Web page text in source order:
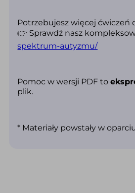
Potrzebujesz więcej
👉 Sprawdź nasz
spektrum-autyzmu/
Pomoc w wersji PDF to
plik.
* Materiały powstały w